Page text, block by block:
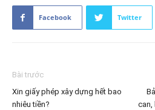
Facebook Twitter
Bài trước
Xin giấy phép xây dựng hết bao
nhiêu tiền?
can,